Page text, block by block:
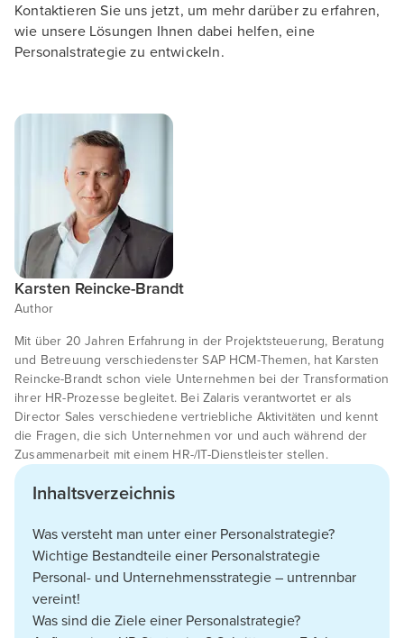
Kontaktieren Sie uns jetzt, um mehr darüber zu erfahren,
wie unsere Lösungen Ihnen dabei helfen, eine
Personalstrategie zu entwickeln.
Karsten Reincke-Brandt
Author
Mit über 20 Jahren Erfahrung in der Projektsteuerung, Beratung
und Betreuung verschiedenster SAP HCM-Themen, hat Karsten
Reincke-Brandt schon viele Unternehmen bei der Transformation
ihrer HR-Prozesse begleitet. Bei Zalaris verantwortet er als
Director Sales verschiedene vertriebliche Aktivitäten und kennt
die Fragen, die sich Unternehmen vor und auch während der
Zusammenarbeit mit einem HR-/IT-Dienstleister stellen.
Inhaltsverzeichnis
Was versteht man unter einer Personalstrategie?
Wichtige Bestandteile einer Personalstrategie
Personal- und Unternehmensstrategie – untrennbar
vereint!
Was sind die Ziele einer Personalstrategie?